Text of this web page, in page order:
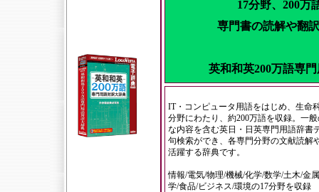
17分野、200万
専門書の読解や翻
英和和英200万語専
IT・コンピュータ用語をはじめ、生命
分野にわたり、約200万語を収録。一
な内容を含む英日・日英専門用語辞書
句検索ができ、各専門分野の文献読解
活躍する辞典です。
情報/電気/物理/機械/化学/数学/土木/金
学/食品/ビジネス/環境の17分野を収録